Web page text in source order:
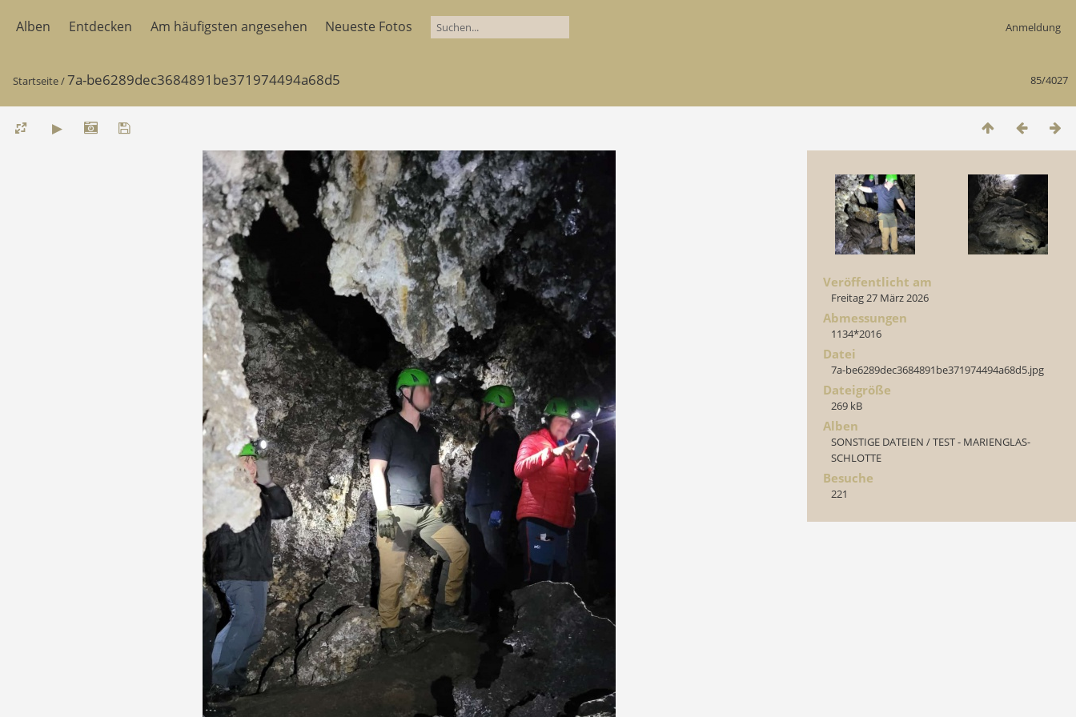
Alben Entdecken Am häufigsten angesehen Neueste Fotos Anmeldung
85/4027
Startseite/7a-be6289dec3684891be371974494a68d5
Veröffentlicht am
Freitag 27 März 2026
Abmessungen
1134*2016
Datei
7a-be6289dec3684891be371974494a68d5.jpg
Dateigröße
269 kB
Alben
SONSTIGE DATEIEN /TEST - MARIENGLAS-
SCHLOTTE
Besuche
221